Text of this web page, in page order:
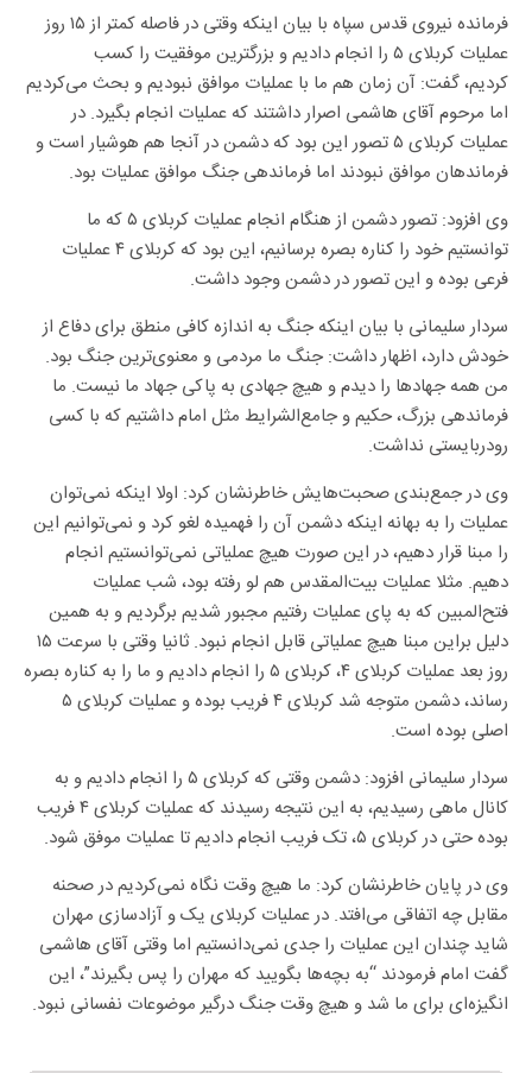
فرمانده نیروی قدس سپاه با بیان اینکه وقتی در فاصله کمتر از ۱۵ روز
عملیات کربلای ۵ را انجام دادیم و بزرگترین موفقیت را کسب
کردیم، گفت: آن زمان هم ما با عملیات موافق نبودیم و بحث می‌کردیم
اما مرحوم آقای هاشمی اصرار داشتند که عملیات انجام بگیرد. در
عملیات کربلای ۵ تصور این بود که دشمن در آنجا هم هوشیار است و
فرماندهان موافق نبودند اما فرماندهی جنگ موافق عملیات بود.
وی افزود: تصور دشمن از هنگام انجام عملیات کربلای ۵ که ما
توانستیم خود را کناره بصره برسانیم، این بود که کربلای ۴ عملیات
فرعی بوده و این تصور در دشمن وجود داشت.
سردار سلیمانی با بیان اینکه جنگ به اندازه کافی منطق برای دفاع از
خودش دارد، اظهار داشت: جنگ ما مردمی و معنوی‌ترین جنگ بود.
من همه جهادها را دیدم و هیچ جهادی به پاکی جهاد ما نیست. ما
فرماندهی بزرگ، حکیم و جامع‌الشرایط مثل امام داشتیم که با کسی
رودربایستی نداشت.
وی در جمع‌بندی صحبت‌هایش خاطرنشان کرد: اولا اینکه نمی‌توان
عملیات را به بهانه اینکه دشمن آن را فهمیده لغو کرد و نمی‌توانیم این
را مبنا قرار دهیم، در این صورت هیچ عملیاتی نمی‌توانستیم انجام
دهیم. مثلا عملیات بیت‌المقدس هم لو رفته بود، شب عملیات
فتح‌المبین که به پای عملیات رفتیم مجبور شدیم برگردیم و به همین
دلیل براین مبنا هیچ عملیاتی قابل انجام نبود. ثانیا وقتی با سرعت ۱۵
روز بعد عملیات کربلای ۴، کربلای ۵ را انجام دادیم و ما را به کناره بصره
رساند، دشمن متوجه شد کربلای ۴ فریب بوده و عملیات کربلای ۵
اصلی بوده است.
سردار سلیمانی افزود: دشمن وقتی که کربلای ۵ را انجام دادیم و به
کانال ماهی رسیدیم، به این نتیجه رسیدند که عملیات کربلای ۴ فریب
بوده حتی در کربلای ۵، تک فریب انجام دادیم تا عملیات موفق شود.
وی در پایان خاطرنشان کرد: ما هیچ وقت نگاه نمی‌کردیم در صحنه
مقابل چه اتفاقی می‌افتد. در عملیات کربلای یک و آزادسازی مهران
شاید چندان این عملیات را جدی نمی‌دانستیم اما وقتی آقای هاشمی
گفت امام فرمودند “به بچه‌ها بگویید که مهران را پس بگیرند”، این
انگیزه‌ای برای ما شد و هیچ وقت جنگ درگیر موضوعات نفسانی نبود.